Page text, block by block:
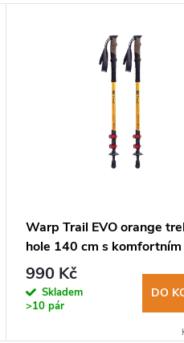
Warp Trail EVO orange
hole 140 cm s komfortním
rychloupínáním
990 Kč
Skladem
>10 pár
DO